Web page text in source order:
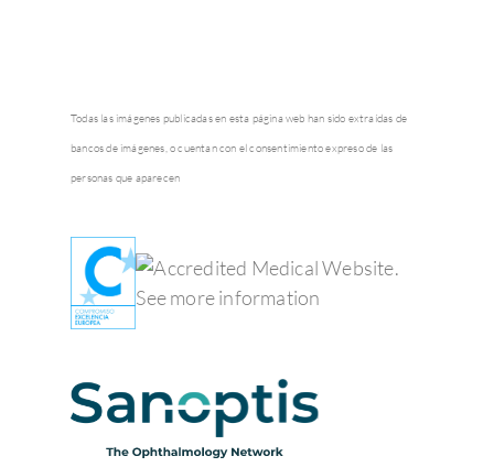
Todas las imágenes publicadas en esta página web han sido extraídas de
bancos de imágenes, o cuentan con el consentimiento expreso de las
personas que aparecen